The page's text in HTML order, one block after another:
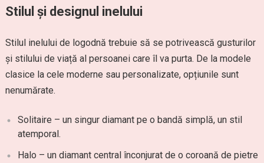
Stilul și designul inelului
Stilul inelului de logodnă trebuie să se potrivească gusturilor
și stilului de viață al persoanei care îl va purta. De la modele
clasice la cele moderne sau personalizate, opțiunile sunt
nenumărate.
Solitaire – un singur diamant pe o bandă simplă, un stil
atemporal.
Halo – un diamant central înconjurat de o coroană de pietre